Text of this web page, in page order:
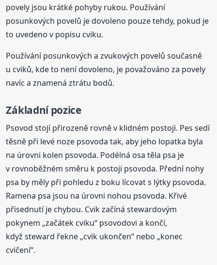
povely jsou krátké pohyby rukou. Používání
posunkových povelů je dovoleno pouze tehdy, pokud je
to uvedeno v popisu cviku.
Používání posunkových a zvukových povelů současně
u cviků, kde to není dovoleno, je považováno za povely
navíc a znamená ztrátu bodů.
Základní pozice
Psovod stojí přirozeně rovně v klidném postoji. Pes sedí
těsně při levé noze psovoda tak, aby jeho lopatka byla
na úrovni kolen psovoda. Podélná osa těla psa je
v rovnoběžném směru k postoji psovoda. Přední nohy
psa by měly při pohledu z boku lícovat s lýtky psovoda.
Ramena psa jsou na úrovni nohou psovoda. Křivé
přisednutí je chybou. Cvik začíná stewardovým
pokynem „začátek cviku“ psovodovi a končí,
když steward řekne „cvik ukončen“ nebo „konec
cvičení“.